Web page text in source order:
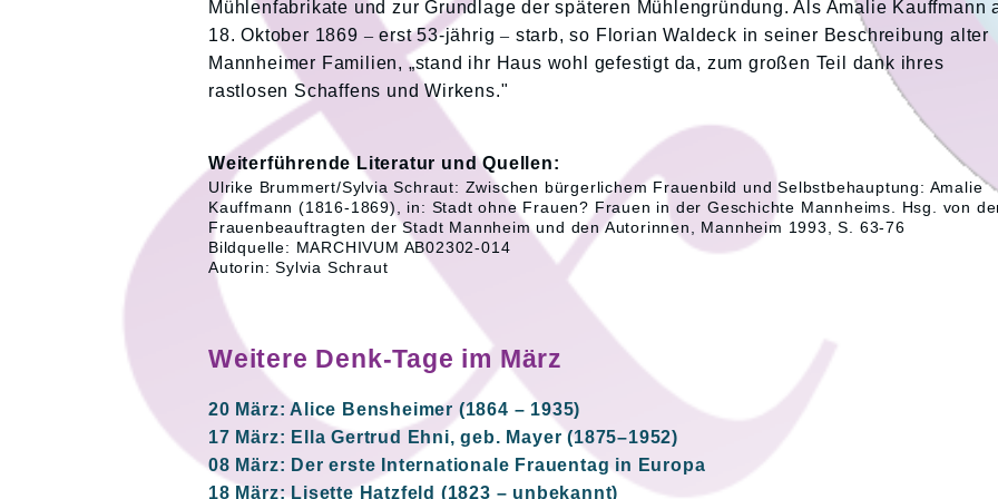
Mühlenfabrikate und zur Grundlage der späteren Mühlengründung. Als Amalie Kauffmann
18. Oktober 1869 – erst 53-jährig– starb, so Florian Waldeck in seiner Beschreibung alter
Mannheimer Familien, „stand ihr Haus wohl gefestigt da, zum großen Teil dank ihres
rastlosen Schaffens und Wirkens."
Weiterführende Literatur und Quellen:
Ulrike Brummert/Sylvia Schraut: Zwischen bürgerlichem Frauenbild und Selbstbehauptung: Amalie
Kauffmann (1816-1869), in: Stadt ohne Frauen? Frauen in der Geschichte Mannheims. Hsg. von
Frauenbeauftragten der Stadt Mannheim und den Autorinnen, Mannheim 1993, S. 63-76
Bildquelle: MARCHIVUM AB02302-014
Autorin: Sylvia Schraut
Weitere Denk-Tage im März
20 März: Alice Bensheimer (1864 – 1935)
17 März: Ella Gertrud Ehni, geb. Mayer (1875–1952)
08 März: Der erste Internationale Frauentag in Europa
18 März: Lisette Hatzfeld (1823 – unbekannt)